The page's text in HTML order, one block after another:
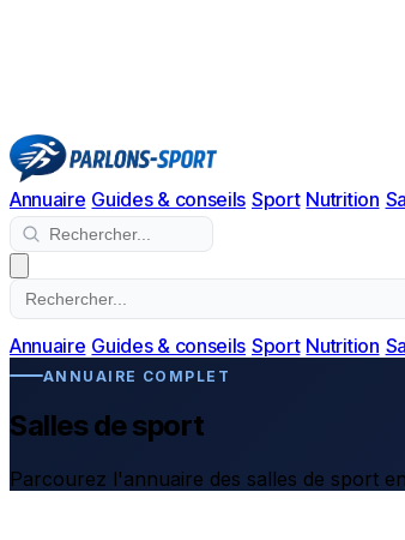
Annuaire Guides & conseils Sport Nutrition
Annuaire Guides & conseils Sport Nutrition
ANNUAIRE COMPLET
Salles de sport
Parcourez l'annuaire des salles de sport